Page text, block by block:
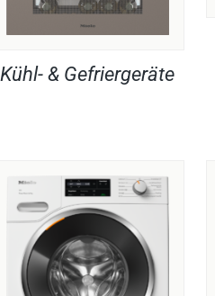
Kühl- & Gefriergeräte